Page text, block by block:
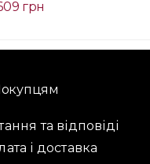
грн
та відповіді
і доставка